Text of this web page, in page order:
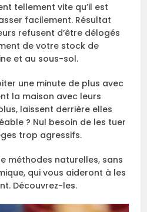
tellement vite qu’il est
facilement. Résultat
refusent d’être délogés
de votre stock de
et au sous-sol.
une minute de plus avec
la maison avec leurs
laissent derrière elles
? Nul besoin de les tuer
trop agressifs.
méthodes naturelles, sans
qui vous aideront à les
Découvrez-les.